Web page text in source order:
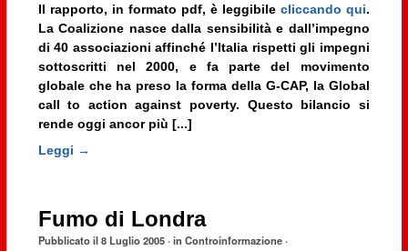
Il rapporto, in formato pdf, è leggibile cliccando qui.
La Coalizione nasce dalla sensibilità e dall’impegno
di 40 associazioni affinché l’Italia rispetti gli impegni
sottoscritti nel 2000, e fa parte del movimento
globale che ha preso la forma della G-CAP, la Global
call to action against poverty. Questo bilancio si
rende oggi ancor più [...]
Leggi →
Fumo di Londra
Pubblicato il8 Luglio 2005· in Controinformazione·